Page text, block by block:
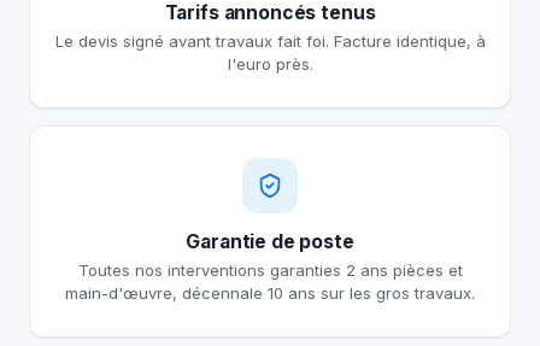
Tarifs annoncés tenus
Le devis signé avant travaux fait foi. Facture identique, à
l'euro près.
Garantie de poste
Toutes nos interventions garanties 2 ans pièces et
main-d'œuvre, décennale 10 ans sur les gros travaux.